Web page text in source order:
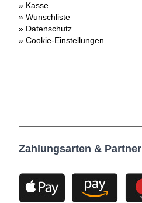
Kasse
Wunschliste
Datenschutz
Cookie-Einstellungen
Zahlungsarten & Partner